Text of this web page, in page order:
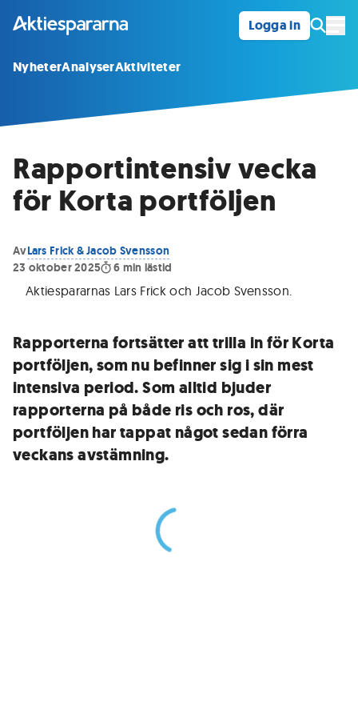
Logga in
NyheterAnalyserAktiviteter
Rapportintensiv vecka
för Korta portföljen
AvLars Frick & Jacob Svensson
23 oktober 2025
6 min lästid
Aktiespararnas Lars Frick och Jacob Svensson.
Rapporterna fortsätter att trilla in för Korta
portföljen, som nu befinner sig i sin mest
intensiva period. Som alltid bjuder
rapporterna på både ris och ros, där
portföljen har tappat något sedan förra
veckans avstämning.